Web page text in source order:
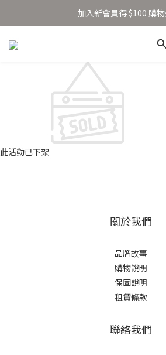
加入新會員得 $100 購物
加入新會員得 $100 購物
全站滿 $699 享免運
加入新會員得 $100 購物金
此活動已下架
關於我們
品牌故事
購物說明
保固說明
租賃條款
聯絡我們